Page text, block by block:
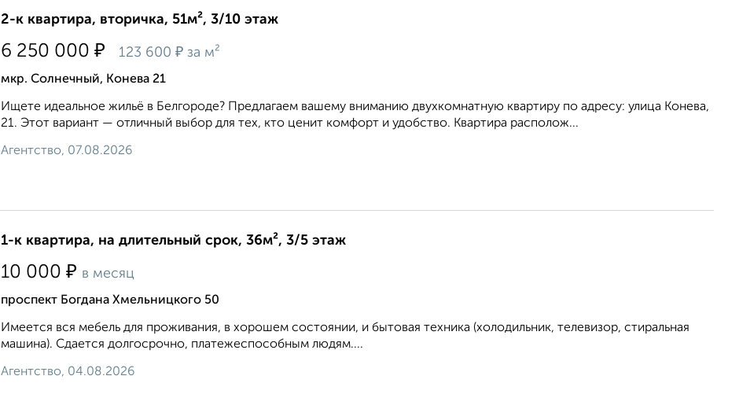
2-к квартира, вторичка, 51м², 3/10 этаж
6 250 000 ₽ 123 600 ₽ за м²
мкр. Солнечный, Конева 21
Ищете идеальное жильё в Белгороде? Предлагаем вашему вниманию двухкомнатную квартиру по адресу: улица Конева,
21. Этот вариант — отличный выбор для тех, кто ценит комфорт и удобство. Квартира располож...
Агентство, 07.08.2026
1-к квартира, на длительный срок, 36м², 3/5 этаж
10 000 ₽ в месяц
проспект Богдана Хмельницкого 50
Имеется вся мебель для проживания, в хорошем состоянии, и бытовая техника (холодильник, телевизор, стиральная
машина). Сдается долгосрочно, платежеспособным людям....
Агентство, 04.08.2026